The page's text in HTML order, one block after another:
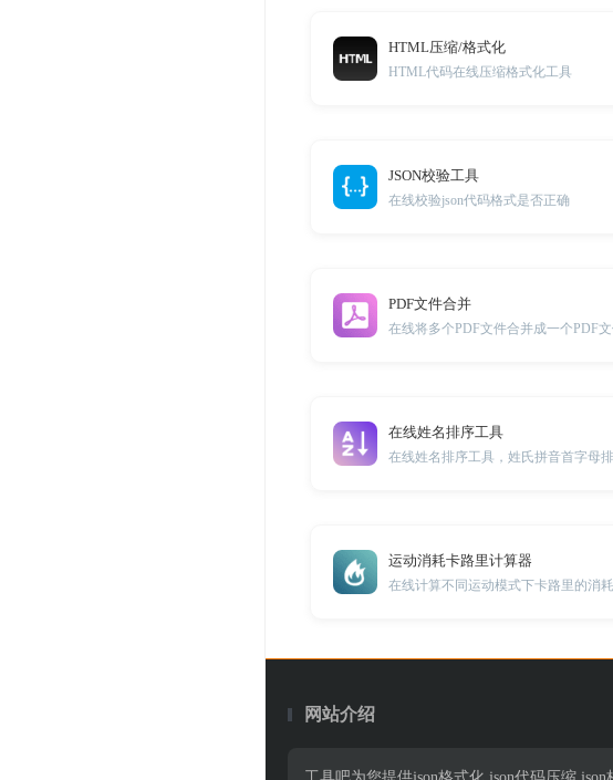
HTML压缩/格式化
HTML代码在线压缩格式化工具
JSON校验工具
在线校验json代码格式是否正确
PDF文件合并
在线将多个PDF文件合并成一个PDF
在线姓名排序工具
运动消耗卡路里计算器
在线计算不同运动模式下卡路里的消
网站介绍
工具吧为您提供json格式化,json代码压缩